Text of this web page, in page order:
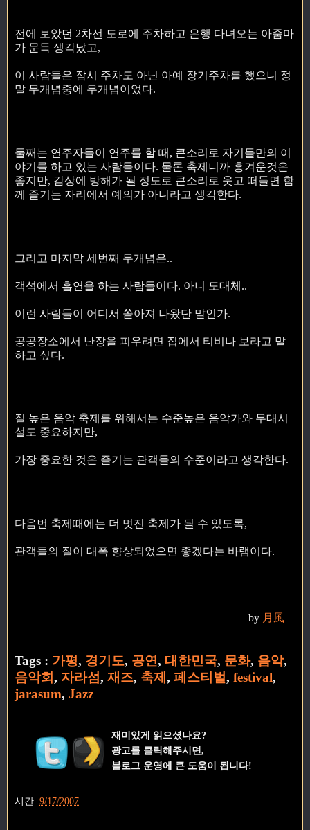
전에 보았던 2차선 도로에 주차하고 은행 다녀오는 아줌마
가 문득 생각났고,
이 사람들은 잠시 주차도 아닌 아예 장기주차를 했으니 정
말 무개념중에 무개념이었다.
둘째는 연주자들이 연주를 할 때, 큰소리로 자기들만의 이
야기를 하고 있는 사람들이다. 물론 축제니까 흥겨운것은
좋지만, 감상에 방해가 될 정도로 큰소리로 웃고 떠들면 함
께 즐기는 자리에서 예의가 아니라고 생각한다.
그리고 마지막 세번째 무개념은..
객석에서 흡연을 하는 사람들이다. 아니 도대체..
이런 사람들이 어디서 쏟아져 나왔단 말인가.
공공장소에서 난장을 피우려면 집에서 티비나 보라고 말
하고 싶다.
질 높은 음악 축제를 위해서는 수준높은 음악가와 무대시
설도 중요하지만,
가장 중요한 것은 즐기는 관객들의 수준이라고 생각한다.
다음번 축제때에는 더 멋진 축제가 될 수 있도록,
관객들의 질이 대폭 향상되었으면 좋겠다는 바램이다.
by 月風
Tags : 가평, 경기도, 공연, 대한민국, 문화, 음악,
음악회, 자라섬, 재즈, 축제 , 페스티벌, festival,
jarasum, Jazz
재미있게 읽으셨나요?
광고를 클릭해주시면,
블로그 운영에 큰 도움이 됩니다!
시간: 9/17/2007